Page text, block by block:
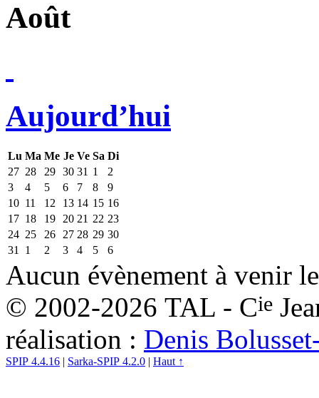
Août
Aujourd’hui
Lu Ma Me Je Ve Sa Di
27 28 29 30 31 1
2
3
4 5 6 7 8
9
10 11 12 13 14 15 16
17 18 19 20 21 22 23
24 25 26 27 28 29 30
31
1 2 3 4 5 6
Aucun évènement à venir
© 2002-2026 TAL - Cie
réalisation : Denis
SPIP 4.4.16 | Sarka-SPIP 4.2.0 | Haut ↑